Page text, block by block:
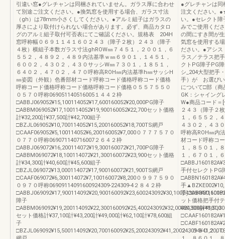
引違い窓●グレチャンは同梱されていません。ガラス厚に合わせ
て別途ご注文ください。●換気窓を使用する場合、ガラス寸法
（gh）は78mm小さくしてください。●アルミ組子はガラスの
厚さにより取付けられない場合があります。必ず、商品カタロ
グのアルミ組子取付可否表にてご確認ください。規格表 204H
窓呼称幅０６９１１４１６０２４３（障子２枚）２４３（障子
４枚）横組子本数ガラス寸法ghROW㎜７４５１，２００１，６
５５２，４８９２，４８９内法基準ｗ㎜６９０１，１４５１，
６００２，４３０２，４３０サッシW㎜７３０１，１８５１，
６４０２，４７０２，４７０呼称高ROH㎜内法基準h㎜サッシH
㎜姿図（外観）色番部材コード呼称コード価格呼称コード価格
呼称コード価格呼称コード価格呼称コード価格０５５７５５０
０５７０呼称069051140516005１４４２枠
□ABBJ069052¥15,100114052¥17,600160052¥20,000PG障子
□ABBM069052¥17,100114052¥19,900160052¥22,700セット価格
計¥32,200計¥37,500計¥42,700組子
□BZJL069052¥10,700114052¥15,200160052¥18,700TS網戸
□CAAF069052¥5,100114052¥6,200160052¥7,000０７７７５７０
０７７０呼称069071140716007２６４２枠
□ABBJ069072¥16,200114072¥19,300160072¥21,700PG障子
□ABBM069072¥18,100114072¥21,300160072¥23,900セット価格
計¥34,300計¥40,600計¥45,600組子
□BZJL069072¥13,000114072¥17,900160072¥21,900TS網戸
□CAAF069072¥6,300114072¥7,100160072¥8,200０９９７５９０
０９７０呼称06909114091600924309-224309-4２８４２枠
障子
□ABBM069092¥19,200114092¥22,300160092¥25,400243092¥32,000243094¥48,500
セット価格計¥37,100計¥43,200計¥49,000計¥62,100計¥78,600組
子
●グレチャンは同
注文ください。
い。●セレクト
みでご使用くだ
の間にすき間が
気窓を使用する
ださい。●アシス
ラス／テラス把
クトPG障子PG
シ_204大型把手
手）が お選びい
について□部（
GK：シャイング
W●商品コード＝
２４３（障子２
１，６５５２，
４３０２，４３
呼称高ROH㎜内
材コード呼称コ
１，８５０１，
１，６７０１，
手付セレクトPG
手
手
ット価格把手付
¥80,500計
２，０５０２，